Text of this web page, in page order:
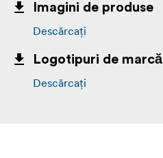
Imagini de produse
Descărcați
Logotipuri de marcă
Descărcați